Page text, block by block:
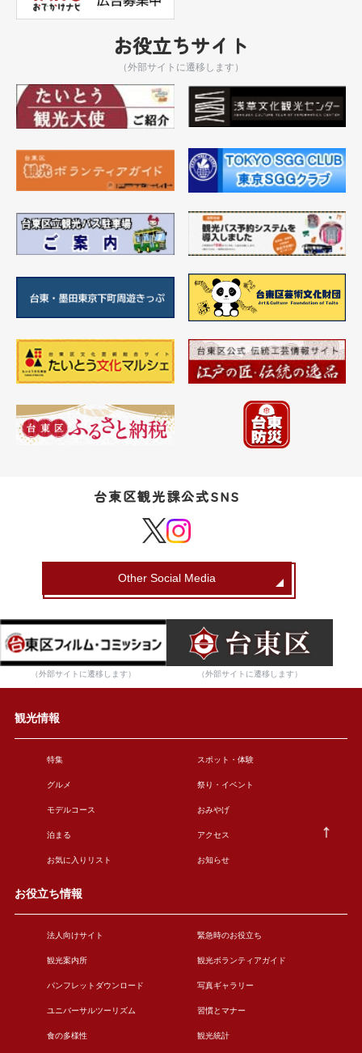
お役立ちサイト
（外部サイトに遷移します）
台東区観光課公式SNS
Other Social Media
（外部サイトに遷移します） （外部サイトに遷移します）
観光情報
特集 スポット・体験
グルメ 祭り・イベント
モデルコース おみやげ
泊まる アクセス
お気に入りリスト お知らせ
お役立ち情報
法人向けサイト 緊急時のお役立ち
観光案内所 観光ボランティアガイド
パンフレットダウンロード 写真ギャラリー
ユニバーサルツーリズム 習慣とマナー
食の多様性 観光統計